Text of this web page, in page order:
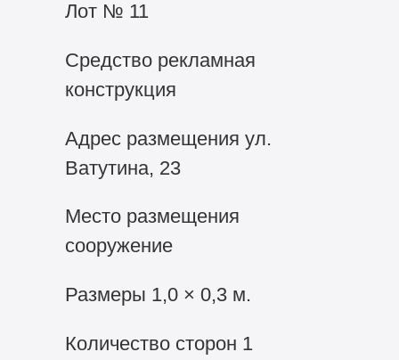
Лот № 11
Средство рекламная
конструкция
Адрес размещения ул.
Ватутина, 23
Место размещения
сооружение
Размеры 1,0 × 0,3 м.
Количество сторон 1